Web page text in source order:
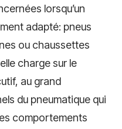
lorsqu’un
adapté: pneus
ou chaussettes
charge sur le
au grand
du pneumatique qui
comportements